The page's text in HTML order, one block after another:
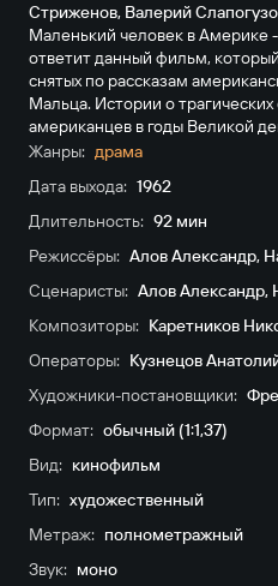
Стриженов, Валерий
Маленький человек в Америке
ответит данный фильм,
снятых по рассказам
Мальца. Истории о трагических
американцев в годы Великой
Жанры: драма
Дата выхода: 1962
Длительность: 92 мин
Режиссёры: Алов Александр,
Сценаристы: Алов Александр,
Композиторы: Каретников
Операторы: Кузнецов
Художники-постановщики:
Формат: обычный (1:1,37)
Вид: кинофильм
Тип: художественный
Метраж: полнометражный
Звук: моно